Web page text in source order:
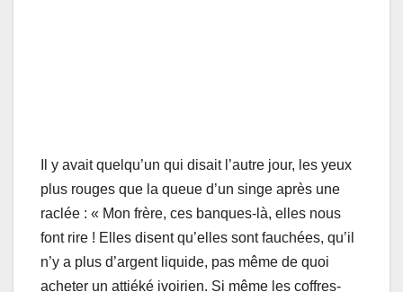
Il y avait quelqu’un qui disait l’autre jour, les yeux
plus rouges que la queue d’un singe après une
raclée : « Mon frère, ces banques-là, elles nous
font rire ! Elles disent qu’elles sont fauchées, qu’il
n’y a plus d’argent liquide, pas même de quoi
acheter un attiéké ivoirien. Si même les coffres-